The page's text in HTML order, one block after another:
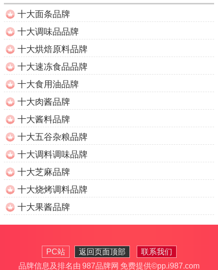
十大面条品牌
十大调味品品牌
十大烘焙原料品牌
十大速冻食品品牌
十大食用油品牌
十大肉酱品牌
十大酱料品牌
十大五谷杂粮品牌
十大调料调味品牌
十大芝麻品牌
十大烧烤调料品牌
十大果酱品牌
PC站 返回页面顶部
联系我们
品牌信息及排名由 987品牌网 免费提供©pp.i987.com